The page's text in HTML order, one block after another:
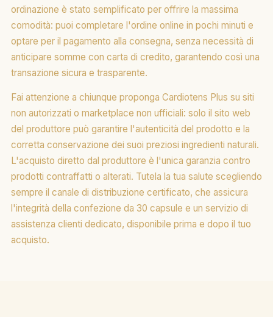
ordinazione è stato semplificato per offrire la massima
comodità: puoi completare l'ordine online in pochi minuti e
optare per il pagamento alla consegna, senza necessità di
anticipare somme con carta di credito, garantendo così una
transazione sicura e trasparente.
Fai attenzione a chiunque proponga Cardiotens Plus su siti
non autorizzati o marketplace non ufficiali: solo il sito web
del produttore può garantire l'autenticità del prodotto e la
corretta conservazione dei suoi preziosi ingredienti naturali.
L'acquisto diretto dal produttore è l'unica garanzia contro
prodotti contraffatti o alterati. Tutela la tua salute scegliendo
sempre il canale di distribuzione certificato, che assicura
l'integrità della confezione da 30 capsule e un servizio di
assistenza clienti dedicato, disponibile prima e dopo il tuo
acquisto.